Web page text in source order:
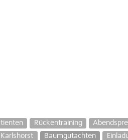
Rückentraining
Baumgutachten